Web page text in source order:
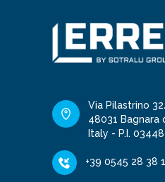
Via Pilastrino
48031 Bagnara
Italy - P.I.
+39 0545 28 38